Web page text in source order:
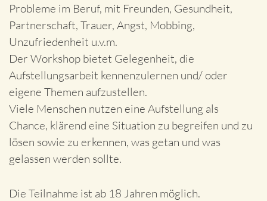
Probleme im Beruf, mit Freunden, Gesundheit,
Partnerschaft, Trauer, Angst, Mobbing,
Unzufriedenheit u.v.m.
Der Workshop bietet Gelegenheit, die
Aufstellungsarbeit kennenzulernen und/ oder
eigene Themen aufzustellen.
Viele Menschen nutzen eine Aufstellung als
Chance, klärend eine Situation zu begreifen und zu
lösen sowie zu erkennen, was getan und was
gelassen werden sollte.
Die Teilnahme ist ab 18 Jahren möglich.